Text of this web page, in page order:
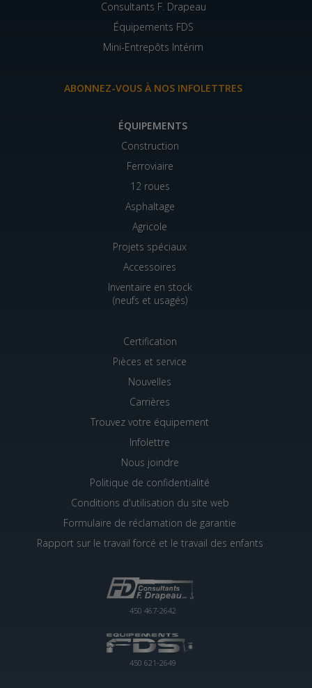
Consultants F. Drapeau
Équipements FDS
Mini-Entrepôts Intérim
ABONNEZ-VOUS À NOS INFOLETTRES
ÉQUIPEMENTS
Construction
Ferroviaire
12 roues
Asphaltage
Agricole
Projets spéciaux
Accessoires
Inventaire en stock
(neufs et usagés)
Certification
Pièces et service
Nouvelles
Carrières
Trouvez votre équipement
Infolettre
Nous joindre
Politique de confidentialité
Conditions d'utilisation du site web
Formulaire de réclamation de garantie
Rapport sur le travail forcé et le travail des enfants
450 467-2642
450 621-2649